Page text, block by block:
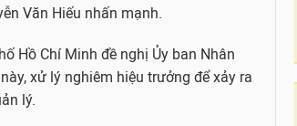
Văn Hiếu nhấn mạnh.
Hồ Chí Minh đề nghị Ủy ban Nhân
xử lý nghiêm hiệu trưởng để xảy ra
lý.